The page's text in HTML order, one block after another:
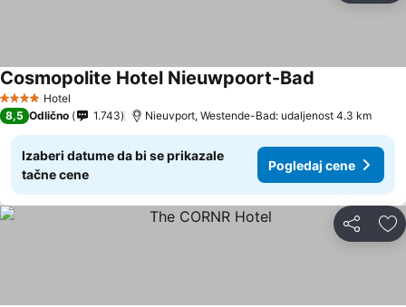
4 ZvezdiceHotel
Cosmopolite Hotel Nieuwpoort-Bad
8,5 Odlično 1.743 Nieuvport, Westende-Bad: udaljenost 4.3 km
Izaberi datume da bi se prikazale
tačne cene
Pogledaj cene
Deli